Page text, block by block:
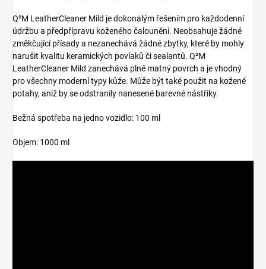
Q²M LeatherCleaner Mild je dokonalým řešením pro každodenní
údržbu a předpřípravu koženého čalounění. Neobsahuje žádné
změkčující přísady a nezanechává žádné zbytky, které by mohly
narušit kvalitu keramických povlaků či sealantů. Q²M
LeatherCleaner Mild zanechává plně matný povrch a je vhodný
pro všechny moderní typy kůže. Může být také použit na kožené
potahy, aniž by se odstranily nanesené barevné nástřiky.
Bežná spotřeba na jedno vozidlo: 100 ml
Objem: 1000 ml